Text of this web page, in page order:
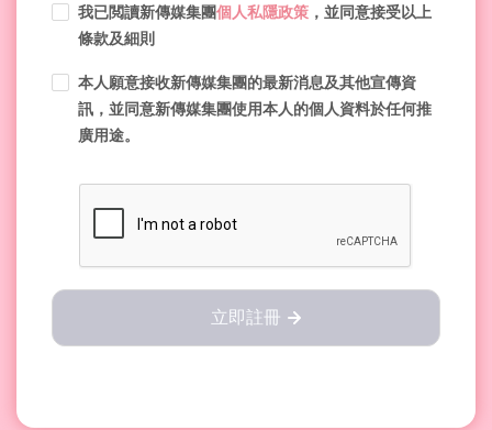
我已閲讀新傳媒集團個人私隱政策 ，並同意接受以上
條款及細則
本人願意接收新傳媒集團的最新消息及其他宣傳資
訊，並同意新傳媒集團使用本人的個人資料於任何推
廣用途。
立即註冊